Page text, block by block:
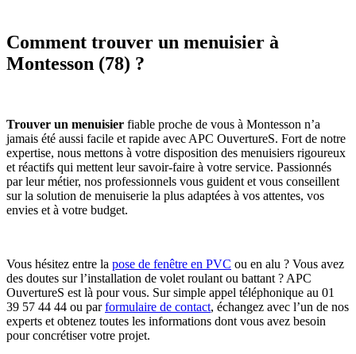
Comment trouver un menuisier à
Montesson (78) ?
Trouver un menuisier fiable proche de vous à Montesson n’a
jamais été aussi facile et rapide avec APC OuvertureS. Fort de notre
expertise, nous mettons à votre disposition des menuisiers rigoureux
et réactifs qui mettent leur savoir-faire à votre service. Passionnés
par leur métier, nos professionnels vous guident et vous conseillent
sur la solution de menuiserie la plus adaptées à vos attentes, vos
envies et à votre budget.
Vous hésitez entre la pose de fenêtre en PVC ou en alu ? Vous avez
des doutes sur l’installation de volet roulant ou battant ? APC
OuvertureS est là pour vous. Sur simple appel téléphonique au 01
39 57 44 44 ou parformulaire de contact, échangez avec l’un de nos
experts et obtenez toutes les informations dont vous avez besoin
pour concrétiser votre projet.